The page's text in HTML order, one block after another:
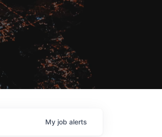
My job alerts